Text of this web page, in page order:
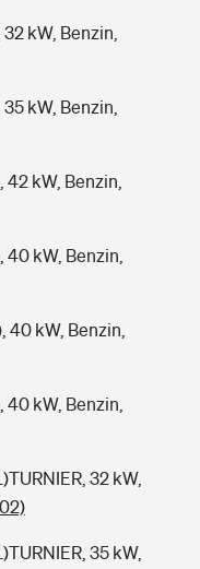
kW, Benzin,
kW, Benzin,
42 kW, Benzin,
40 kW, Benzin,
40 kW, Benzin,
40 kW, Benzin,
32 kW,
35 kW,